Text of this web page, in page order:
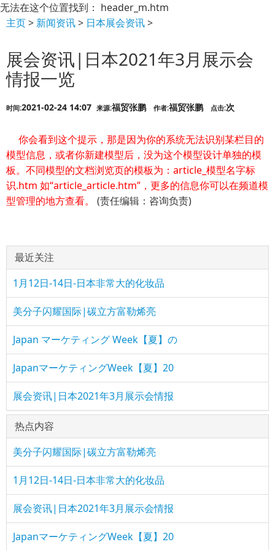
无法在这个位置找到： header_m.htm
主页> 新闻资讯> 日本展会资讯>
展会资讯|日本2021年3月展示会
情报一览
时间:2021-02-24 14:07 来源:福贸张鹏 作者:福贸张鹏 点击:次
你会看到这个提示，那是因为你的系统无法识别某栏目的
模型信息，或者你新建模型后，没为这个模型设计单独的模
板。不同模型的文档浏览页的模板为：article_模型名字标
识.htm 如“article_article.htm”，更多的信息你可以在频道模
型管理的地方查看。 (责任编辑：咨询负责)
最近关注
1月12日-14日-日本非常大的化妆品
美分子闪耀国际|碳立方富勒烯亮
Japan マーケティング Week【夏】の
JapanマーケティングWeek【夏】20
展会资讯|日本2021年3月展示会情报
热点内容
美分子闪耀国际|碳立方富勒烯亮
1月12日-14日-日本非常大的化妆品
展会资讯|日本2021年3月展示会情报
JapanマーケティングWeek【夏】20